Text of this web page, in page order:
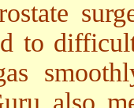
to
also